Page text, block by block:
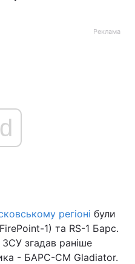
Реклама
регіоні були
1) та RS-1 Барс.
згадав раніше
- БАРС-СМ Gladiator.